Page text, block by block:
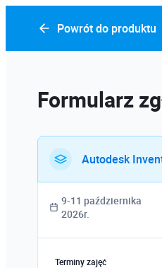
Powrót do produktu
Formularz
Autodesk
9-11 października
2026r.
Terminy zajęć